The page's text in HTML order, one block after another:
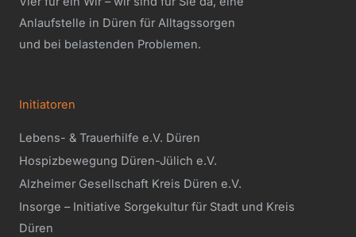
Anlaufstelle in Düren für Alltagssorgen
und bei belastenden Problemen.
Initiatoren
Lebens- & Trauerhilfe e.V. Düren
Hospizbewegung Düren-Jülich e.V.
Alzheimer Gesellschaft Kreis Düren e.V.
Insorge – Initiative Sorgekultur für Stadt und Kreis
Düren